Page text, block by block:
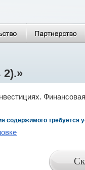
Финансовая
содержимого требуется